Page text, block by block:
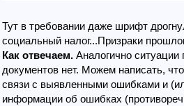
Тут в требовании даже шрифт
социальный налог...Призраки
Как отвечаем. Аналогично
документов нет. Можем написать,
связи с выявленными ошибками и
информации об ошибках